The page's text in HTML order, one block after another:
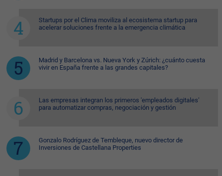
Startups por el Clima moviliza al ecosistema startup para
acelerar soluciones frente a la emergencia climática
Madrid y Barcelona vs. Nueva York y Zúrich: ¿cuánto cuesta
vivir en España frente a las grandes capitales?
Las empresas integran los primeros 'empleados digitales'
para automatizar compras, negociación y gestión
Gonzalo Rodríguez de Tembleque, nuevo director de
Inversiones de Castellana Properties